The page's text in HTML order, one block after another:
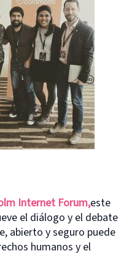
Internet Forum,este
el diálogo y el debate
abierto y seguro puede
humanos y el